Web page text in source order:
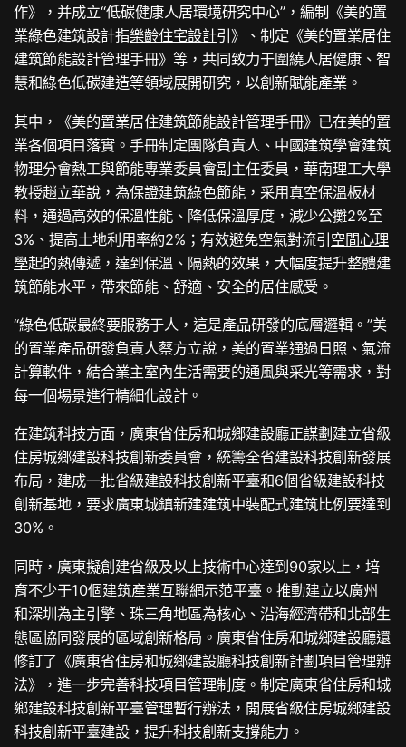
作》，并成立“低碳健康人居環境研究中心”，編制《美的置
業綠色建筑設計指樂齡住宅設計引》、制定《美的置業居住
建筑節能設計管理手冊》等，共同致力于圍繞人居健康、智
慧和綠色低碳建造等領域展開研究，以創新賦能產業。
其中，《美的置業居住建筑節能設計管理手冊》已在美的置
業各個項目落實。手冊制定團隊負責人、中國建筑學會建筑
物理分會熱工與節能專業委員會副主任委員，華南理工大學
教授趙立華說，為保證建筑綠色節能，采用真空保溫板材
料，通過高效的保溫性能、降低保溫厚度，減少公攤2%至
3%、提高土地利用率約2%；有效避免空氣對流引空間心理
學起的熱傳遞，達到保溫、隔熱的效果，大幅度提升整體建
筑節能水平，帶來節能、舒適、安全的居住感受。
“綠色低碳最終要服務于人，這是產品研發的底層邏輯。”美
的置業產品研發負責人蔡方立說，美的置業通過日照、氣流
計算軟件，結合業主室內生活需要的通風與采光等需求，對
每一個場景進行精細化設計。
在建筑科技方面，廣東省住房和城鄉建設廳正謀劃建立省級
住房城鄉建設科技創新委員會，統籌全省建設科技創新發展
布局，建成一批省級建設科技創新平臺和6個省級建設科技
創新基地，要求廣東城鎮新建建筑中裝配式建筑比例要達到
30%。
同時，廣東擬創建省級及以上技術中心達到90家以上，培
育不少于10個建筑產業互聯網示范平臺。推動建立以廣州
和深圳為主引擎、珠三角地區為核心、沿海經濟帶和北部生
態區協同發展的區域創新格局。廣東省住房和城鄉建設廳還
修訂了《廣東省住房和城鄉建設廳科技創新計劃項目管理辦
法》，進一步完善科技項目管理制度。制定廣東省住房和城
鄉建設科技創新平臺管理暫行辦法，開展省級住房城鄉建設
科技創新平臺建設，提升科技創新支撐能力。